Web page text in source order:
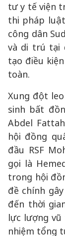
tư y tế viện
thi pháp
công dân
và di trú tại
tạo điều
toàn.
Xung đột
sinh bất
Abdel
hội đồng
đầu RSF
gọi là
trong hội
đề chính
đến thời
lực lượng vũ
nhiệm tổng